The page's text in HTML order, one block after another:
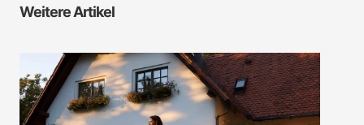
Weitere Artikel